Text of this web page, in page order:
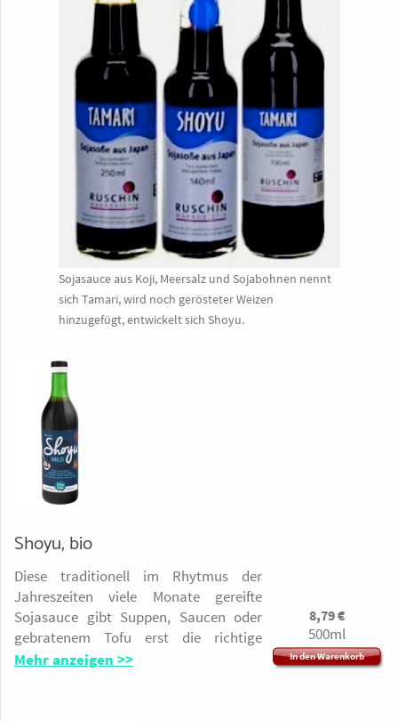
Sojasauce aus Koji, Meersalz und Sojabohnen nennt
sich Tamari, wird noch gerösteter Weizen
hinzugefügt, entwickelt sich Shoyu.
8,79€
500ml
In den Warenkorb
Shoyu, bio
Diese traditionell im Rhytmus der
Jahreszeiten viele Monate gereifte
Sojasauce gibt Suppen, Saucen oder
gebratenem Tofu erst die richtige
Würze. Das der Sojasauce arteigene
Mehr anzeigen >>